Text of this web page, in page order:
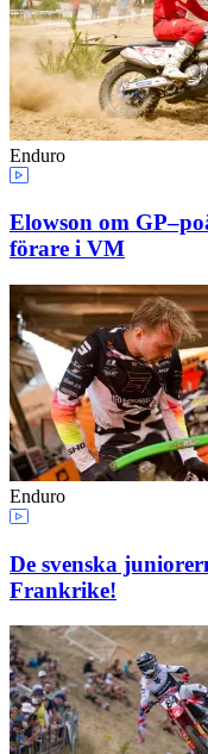
Enduro
Elowson om
förare i VM
Enduro
De svenska
Frankrike!